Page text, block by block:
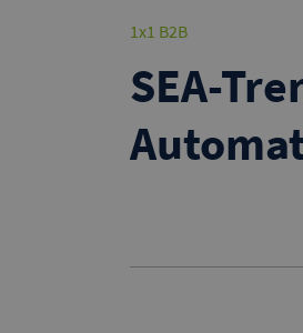
1x1 B2B
SEA-